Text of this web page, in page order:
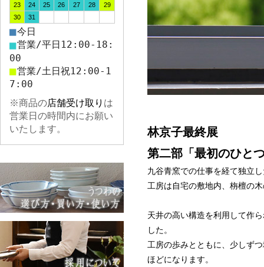
林京子最終展
第二部「最初のひと
九谷青窯での仕事を経て独立
工房は自宅の敷地内、栴檀の
天井の高い構造を利用して作
した。
工房の歩みとともに、少しず
ほどになります。
23
24 25 26 27 28
29
30
31
■今日
■営業/平日12:00-18:
00
■営業/土日祝12:00-1
7:00
※商品の店舗受け取り は
営業日の時間内にお願い
いたします。